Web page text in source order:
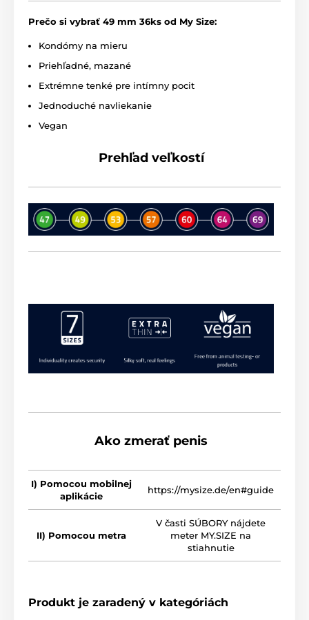
Prečo si vybrať 49 mm 36ks od My Size:
Kondómy na mieru
Priehľadné, mazané
Extrémne tenké pre intímny pocit
Jednoduché navliekanie
Vegan
Prehľad veľkostí
Ako zmerať penis
I) Pomocou mobilnej
aplikácie
https://mysize.de/en#guide
II) Pomocou metra
V časti SÚBORY nájdete
meter MY.SIZE na
stiahnutie
Produkt je zaradený v kategóriách